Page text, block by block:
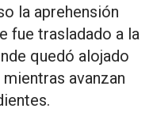
la aprehensión
fue trasladado a la
quedó alojado
avanzan